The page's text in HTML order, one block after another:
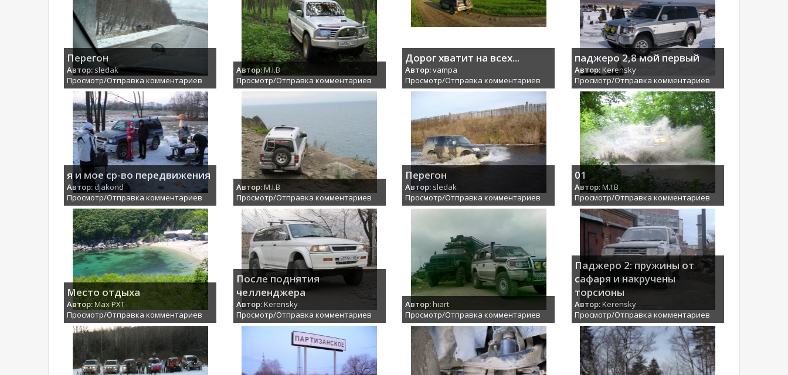
Перегон
Автор: sledak
Просмотр/Отправка комментариев
Автор:M.I.B
Просмотр/Отправка комментариев
Дорог хватит на всех...
Автор:vampa
Просмотр/Отправка комментариев
паджеро 2,8 мой первый
Автор:Kerensky
Просмотр/Отправка комментариев
я и мое ср-во передвижения
Автор: djakond
Просмотр/Отправка комментариев
Автор:M.I.B
Просмотр/Отправка комментариев
Перегон
Автор: sledak
Просмотр/Отправка комментариев
01
Автор:M.I.B
Просмотр/Отправка комментариев
Место отдыха
Автор:Max PXT
Просмотр/Отправка комментариев
После поднятия
челленджера
Автор:Kerensky
Просмотр/Отправка комментариев
Автор:hiart
Просмотр/Отправка комментариев
Паджеро 2: пружины от
сафаря и накручены
торсионы
Автор:Kerensky
Просмотр/Отправка комментариев